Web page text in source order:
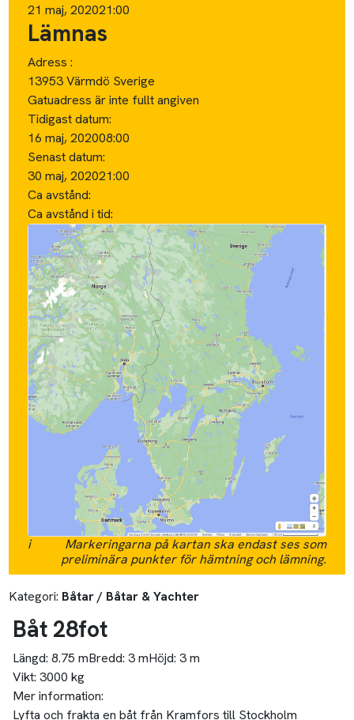
21 maj, 202021:00
Lämnas
Adress :
13953 Värmdö Sverige
Gatuadress är inte fullt angiven
Tidigast datum:
16 maj, 202008:00
Senast datum:
30 maj, 202021:00
Ca avstånd:
Ca avstånd i tid:
i
Markeringarna på kartan ska endast ses som
preliminära punkter för hämtning och lämning.
Kategori: Båtar / Båtar & Yachter
Båt 28fot
Längd: 8.75 mBredd: 3 mHöjd: 3 m
Vikt: 3000 kg
Mer information:
Lyfta och frakta en båt från Kramfors till Stockholm